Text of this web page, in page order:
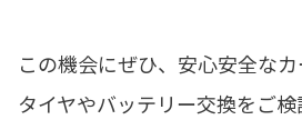
この機会にぜひ、安心安全な
タイヤやバッテリー交換をご